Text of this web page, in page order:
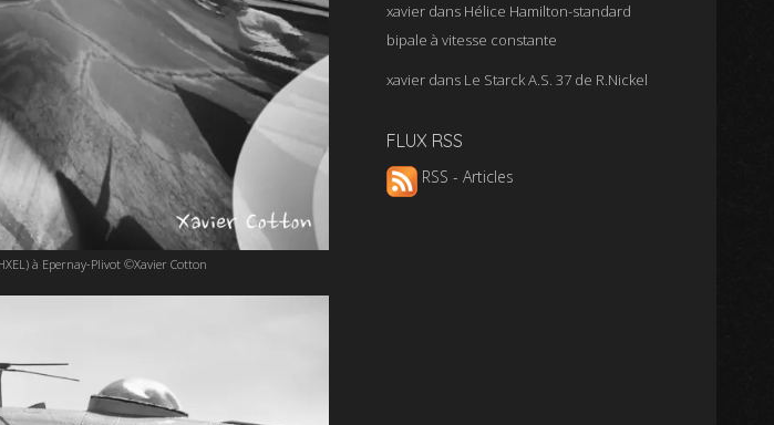
à Epernay-Plivot ©Xavier Cotton
xavier dans Hélice Hamilton-standard
bipale à vitesse constante
xavier dans Le Starck A.S. 37 de R.Nickel
FLUX RSS
RSS - Articles